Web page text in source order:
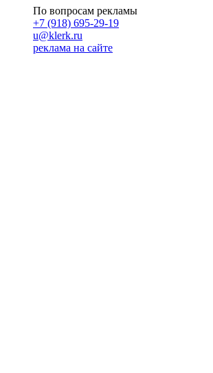
По вопросам рекламы
+7 (918) 695-29-19
u@klerk.ru
реклама на сайте